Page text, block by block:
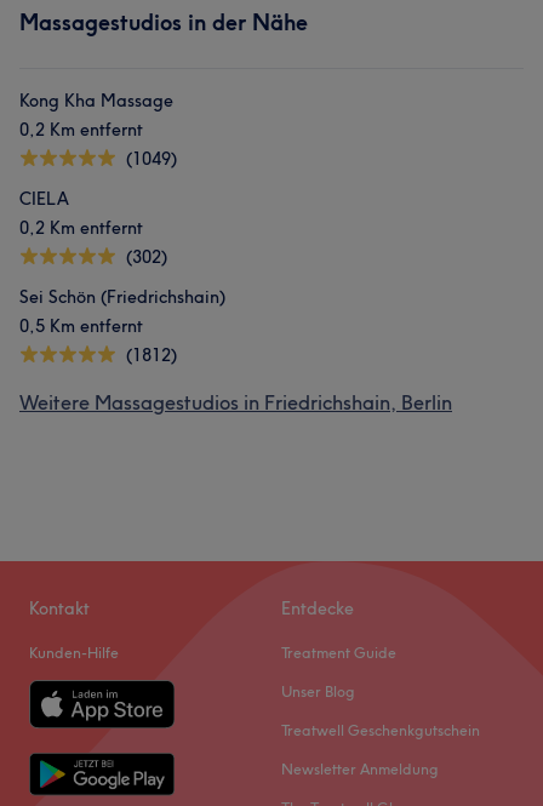
Massagestudios in der Nähe
Kong Kha Massage
0,2 Km entfernt
(1049)
CIELA
0,2 Km entfernt
(302)
Sei Schön (Friedrichshain)
0,5 Km entfernt
(1812)
Weitere Massagestudios in Friedrichshain, Berlin
Kontakt
Kunden-Hilfe
Entdecke
Treatment Guide
Unser Blog
Treatwell Geschenkgutschein
Newsletter Anmeldung